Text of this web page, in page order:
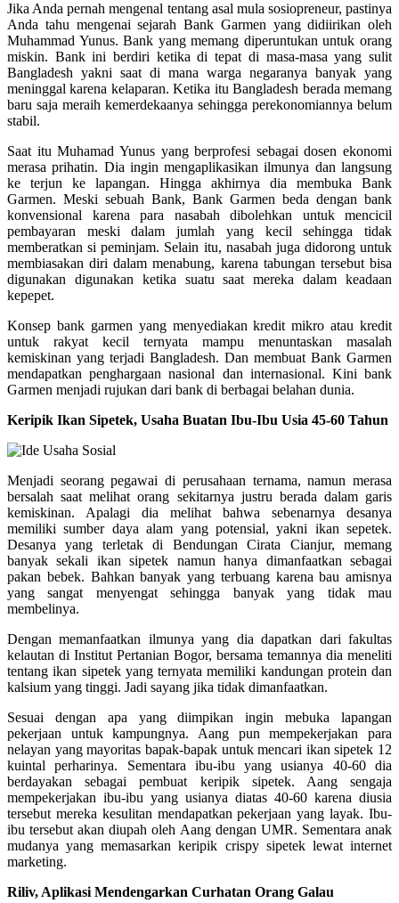
Jika Anda pernah mengenal tentang asal mula sosiopreneur, pastinya
Anda tahu mengenai sejarah Bank Garmen yang didiirikan oleh
Muhammad Yunus. Bank yang memang diperuntukan untuk orang
miskin. Bank ini berdiri ketika di tepat di masa-masa yang sulit
Bangladesh yakni saat di mana warga negaranya banyak yang
meninggal karena kelaparan. Ketika itu Bangladesh berada memang
baru saja meraih kemerdekaanya sehingga perekonomiannya belum
stabil.
Saat itu Muhamad Yunus yang berprofesi sebagai dosen ekonomi
merasa prihatin. Dia ingin mengaplikasikan ilmunya dan langsung
ke terjun ke lapangan. Hingga akhirnya dia membuka Bank
Garmen. Meski sebuah Bank, Bank Garmen beda dengan bank
konvensional karena para nasabah dibolehkan untuk mencicil
pembayaran meski dalam jumlah yang kecil sehingga tidak
memberatkan si peminjam. Selain itu, nasabah juga didorong untuk
membiasakan diri dalam menabung, karena tabungan tersebut bisa
digunakan digunakan ketika suatu saat mereka dalam keadaan
kepepet.
Konsep bank garmen yang menyediakan kredit mikro atau kredit
untuk rakyat kecil ternyata mampu menuntaskan masalah
kemiskinan yang terjadi Bangladesh. Dan membuat Bank Garmen
mendapatkan penghargaan nasional dan internasional. Kini bank
Garmen menjadi rujukan dari bank di berbagai belahan dunia.
Keripik Ikan Sipetek, Usaha Buatan Ibu-Ibu Usia 45-60 Tahun
Menjadi seorang pegawai di perusahaan ternama, namun merasa
bersalah saat melihat orang sekitarnya justru berada dalam garis
kemiskinan. Apalagi dia melihat bahwa sebenarnya desanya
memiliki sumber daya alam yang potensial, yakni ikan sepetek.
Desanya yang terletak di Bendungan Cirata Cianjur, memang
banyak sekali ikan sipetek namun hanya dimanfaatkan sebagai
pakan bebek. Bahkan banyak yang terbuang karena bau amisnya
yang sangat menyengat sehingga banyak yang tidak mau
membelinya.
Dengan memanfaatkan ilmunya yang dia dapatkan dari fakultas
kelautan di Institut Pertanian Bogor, bersama temannya dia meneliti
tentang ikan sipetek yang ternyata memiliki kandungan protein dan
kalsium yang tinggi. Jadi sayang jika tidak dimanfaatkan.
Sesuai dengan apa yang diimpikan ingin mebuka lapangan
pekerjaan untuk kampungnya. Aang pun mempekerjakan para
nelayan yang mayoritas bapak-bapak untuk mencari ikan sipetek 12
kuintal perharinya. Sementara ibu-ibu yang usianya 40-60 dia
berdayakan sebagai pembuat keripik sipetek. Aang sengaja
mempekerjakan ibu-ibu yang usianya diatas 40-60 karena diusia
tersebut mereka kesulitan mendapatkan pekerjaan yang layak. Ibu-
ibu tersebut akan diupah oleh Aang dengan UMR. Sementara anak
mudanya yang memasarkan keripik crispy sipetek lewat internet
marketing.
Riliv, Aplikasi Mendengarkan Curhatan Orang Galau